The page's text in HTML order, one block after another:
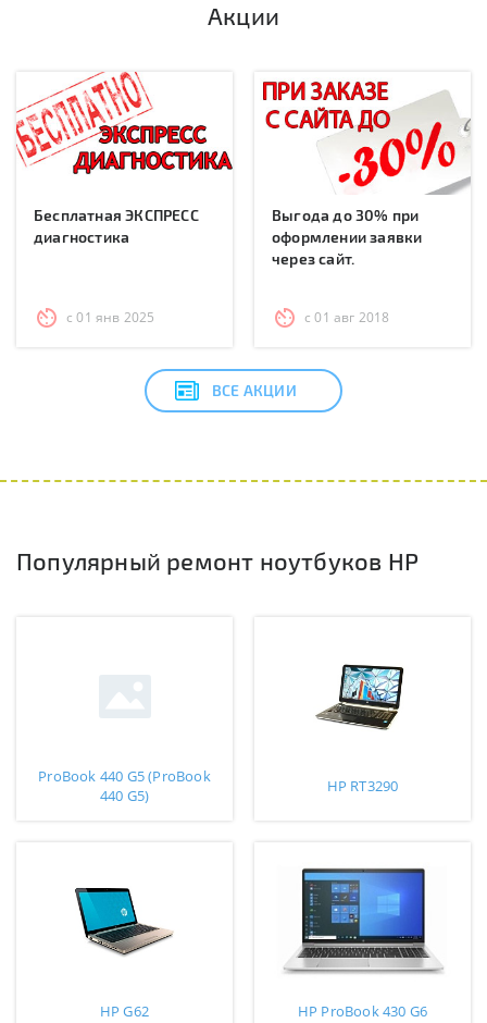
Акции
Бесплатная ЭКСПРЕСС
диагностика
с 01 янв 2025
Выгода до 30% при
оформлении заявки
через сайт.
с 01 авг 2018
ВСЕ АКЦИИ
Популярный ремонт ноутбуков HP
ProBook 440 G5 (ProBook
440 G5)
HP RT3290
HP G62 HP ProBook 430 G6